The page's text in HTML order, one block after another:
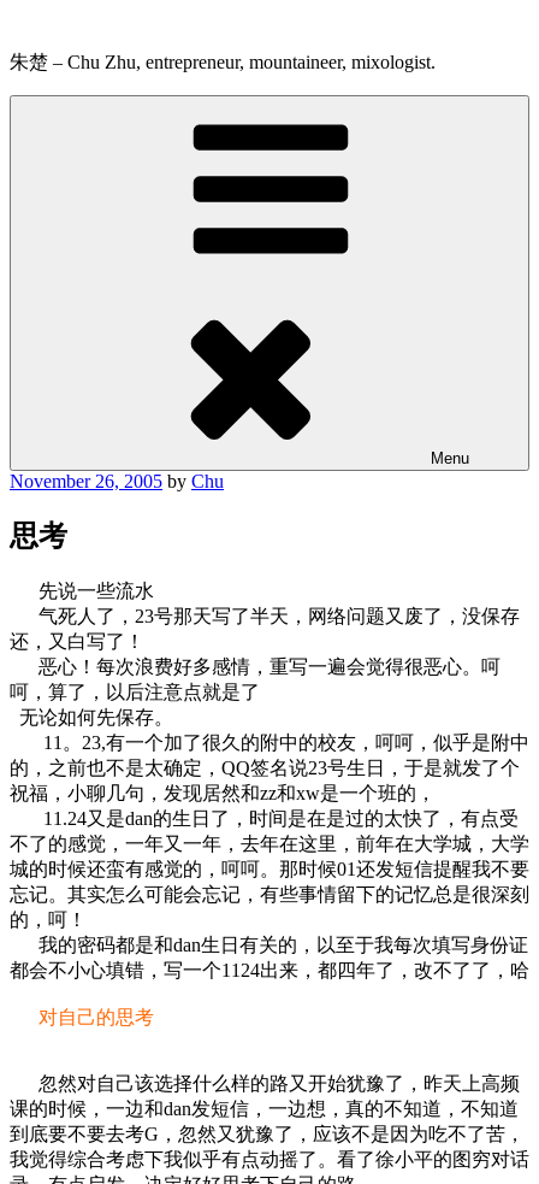
content
朱楚 – Chu Zhu, entrepreneur, mountaineer, mixologist.
Menu
Posted
November 26, 2005 by Chu
思考
先说一些流水
气死人了，23号那天写了半天，网络问题又废了，没保存
还，又白写了！
恶心！每次浪费好多感情，重写一遍会觉得很恶心。呵
呵，算了，以后注意点就是了
无论如何先保存。
11。23,有一个加了很久的附中的校友，呵呵，似乎是附中
的，之前也不是太确定，QQ签名说23号生日，于是就发了个
祝福，小聊几句，发现居然和zz和xw是一个班的，
11.24又是dan的生日了，时间是在是过的太快了，有点受
不了的感觉，一年又一年，去年在这里，前年在大学城，大学
城的时候还蛮有感觉的，呵呵。那时候01还发短信提醒我不要
忘记。其实怎么可能会忘记，有些事情留下的记忆总是很深刻
的，呵！
我的密码都是和dan生日有关的，以至于我每次填写身份证
都会不小心填错，写一个1124出来，都四年了，改不了了，哈
对自己的思考
忽然对自己该选择什么样的路又开始犹豫了，昨天上高频
课的时候，一边和dan发短信，一边想，真的不知道，不知道
到底要不要去考G，忽然又犹豫了，应该不是因为吃不了苦，
我觉得综合考虑下我似乎有点动摇了。看了徐小平的图穷对话